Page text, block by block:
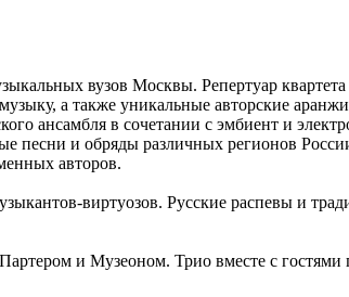
вузов Москвы. Репертуар квартета
а также уникальные авторские
ансамбля в сочетании с эмбиент и
песни и обряды различных регионов
авторов.
виртуозов. Русские распевы и
и Музеоном. Трио вместе с